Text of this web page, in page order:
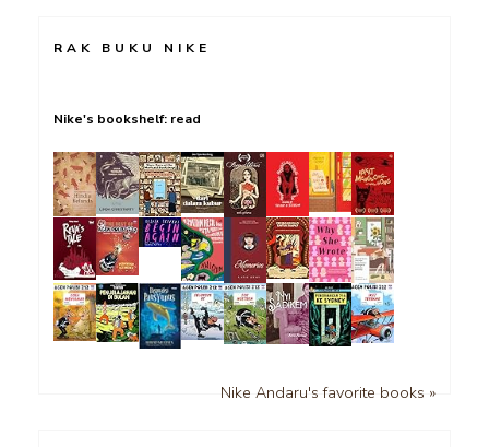
RAK BUKU NIKE
Nike's bookshelf: read
Nike Andaru's favorite books »